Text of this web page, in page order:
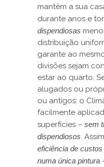
mantêm a sua
durante anos e
dispendiosas
distribuição
garante ao
divisões sejam
estar ao quarto.
alugados ou
ou antigos: o
facilmente
superfícies – sem
dispendiosos.
eficiência de
numa única pintura